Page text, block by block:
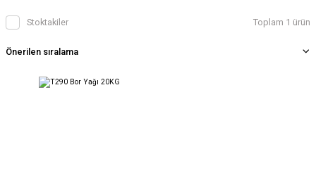
Stoktakiler Toplam 1 ürün